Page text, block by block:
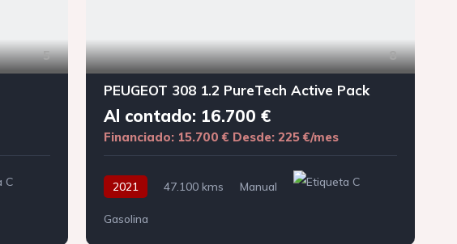
5 8
PEUGEOT 308 1.2 PureTech Active Pack
Al contado: 16.700 €
Financiado: 15.700 € Desde: 225 €/mes
2021 47.100 kms Manual
Gasolina